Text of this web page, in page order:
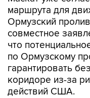
маршрута для
Ормузский
совместное
что
по Ормузскому
гарантировать
коридоре из-за
действий США.